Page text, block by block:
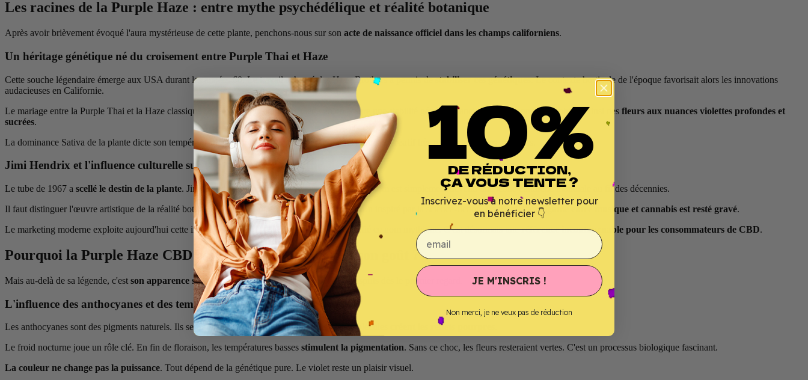
Les racines de la Purple Haze : entre mythe psychédélique et réalité botanique
Après avoir brièvement évoqué l'aura mystérieuse de cette plante, penchons-nous sur son acte de naissance officiel dans les champs californiens.
Un héritage génétique né du croisement entre Purple Thai et Haze
Cette souche légendaire émerge aux USA durant les années 60. Le travail acharné des Haze Brothers a permis destabiliser ces génétiques. Le contexte horticole de l'époque favorisait alors les innovations
audacieuses en Californie.
Le mariage entre la Purple Thai et la Haze classique a créé une lignée unique. Cette union assure une stabilité génétique ancienne et reconnue. On obtient ainsi des fleurs aux nuances violettes profondes et
sucrées.
La dominance Sativa de la plante dicte son tempérament. Cela lui confère uncaractère énergique et créatif très recherché par les amateurs.
Jimi Hendrix et l'influence culturelle sur la notoriété de la souche
Le tube de 1967 a scellé le destin de la plante. Jimi Hendrix n'a pourtant pas créé cette fleur. Le nom est simplement devenu une icône culturelle mondiale au fil des décennies.
Il faut distinguer l'œuvre artistique de la réalité botanique. La chanson évoque un rêve sous-marin inspiré par la science-fiction. Pourtant,
l'amalgame entre musique et cannabis est resté gravé.
Le marketing moderne exploite aujourd'hui cette image puissante. La culture populaire a solidifié ce nom mythique. C'est désormais uneréférence incontournable pour les consommateurs de CBD.
Pourquoi la Purple Haze CBD est-elle violette et quel est son goût ?
Mais au-delà de sa légende, c'est son apparence singulière et ses saveursqui marquent les esprits dès le premier regard.
L'influence des anthocyanes et des températures sur la pigmentation
Les anthocyanes sont des pigments naturels. Ils se trouvent dans les tissus de la plante. Ces molécules créent les reflets pourpres
Le froid nocturne joue un rôle clé. En fin de floraison, les températures basses stimulent la pigmentation. Sans ce choc, les fleurs resteraient vertes. C'est un processus biologique fascinant.
La couleur ne change pas la puissance. Tout dépend de la génétique pure. Le violet reste un plaisir visuel.
10%
DE RÉDUCTION,
ÇA VOUS TENTE ?
Inscrivez-vous à notre newsletter pour
en bénéficier 👇
email
JE M'INSCRIS !
Non merci, je ne veux pas de réduction